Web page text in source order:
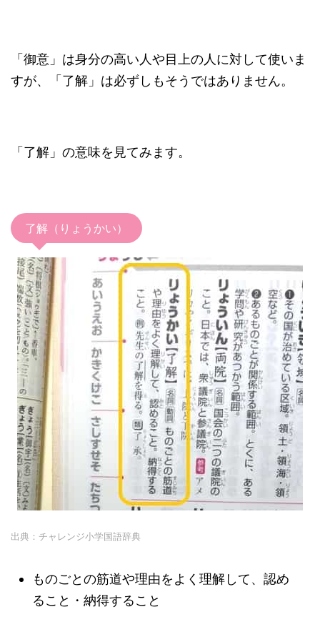
「御意」は身分の高い人や目上の人に対して使いま
すが、「了解」は必ずしもそうではありません。
「了解」の意味を見てみます。
了解（りょうかい）
出典：チャレンジ小学国語辞典
ものごとの筋道や理由をよく理解して、認め
ること・納得すること